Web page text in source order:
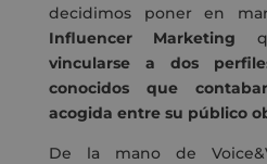
decidimos poner en
Influencer Marketing
vincularse a dos
conocidos que
acogida entre su público
De la mano de